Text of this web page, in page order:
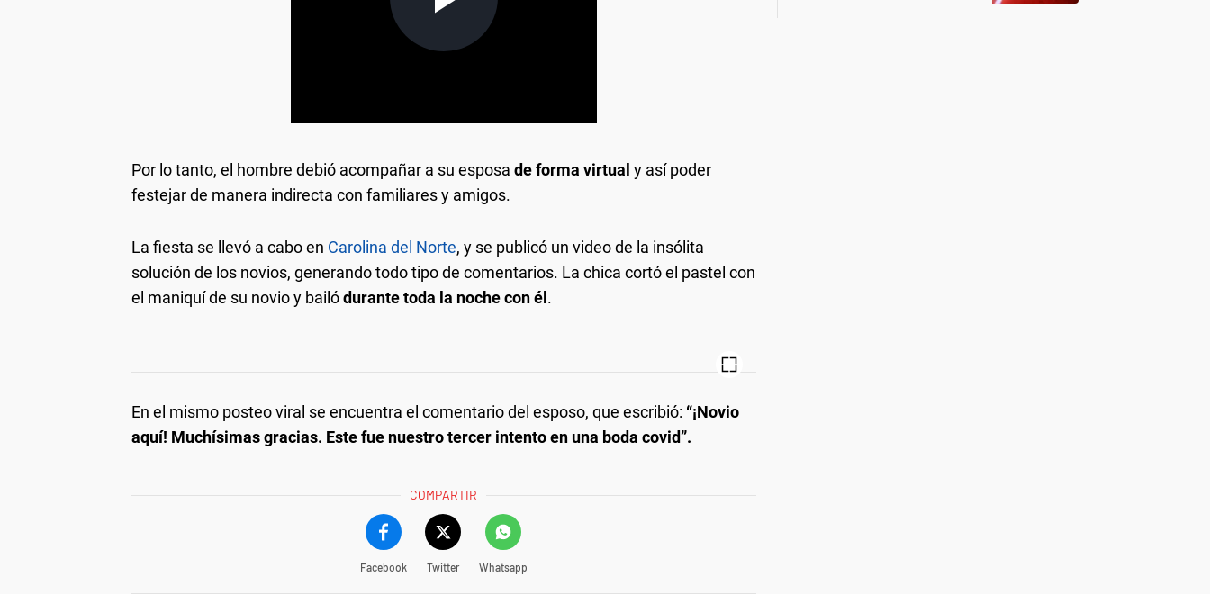
Por lo tanto, el hombre debió acompañar a su esposa de forma virtual y así poder
festejar de manera indirecta con familiares y amigos.
La fiesta se llevó a cabo en Carolina del Norte, y se publicó un video de la insólita
solución de los novios, generando todo tipo de comentarios. La chica cortó el pastel con
el maniquí de su novio y bailódurante toda la noche con él .
En el mismo posteo viral se encuentra el comentario del esposo, que escribió: “¡Novio
aquí! Muchísimas gracias. Este fue nuestro tercer intento en una boda covid”.
COMPARTIR
Facebook Twitter Whatsapp